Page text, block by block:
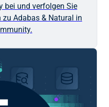
bei und verfolgen Sie
Adabas & Natural in